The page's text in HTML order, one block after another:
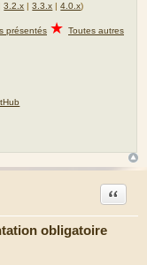
3.2.x |3.3.x |4.0.x)
présentés ★ Toutes autres
obligatoire
Citation